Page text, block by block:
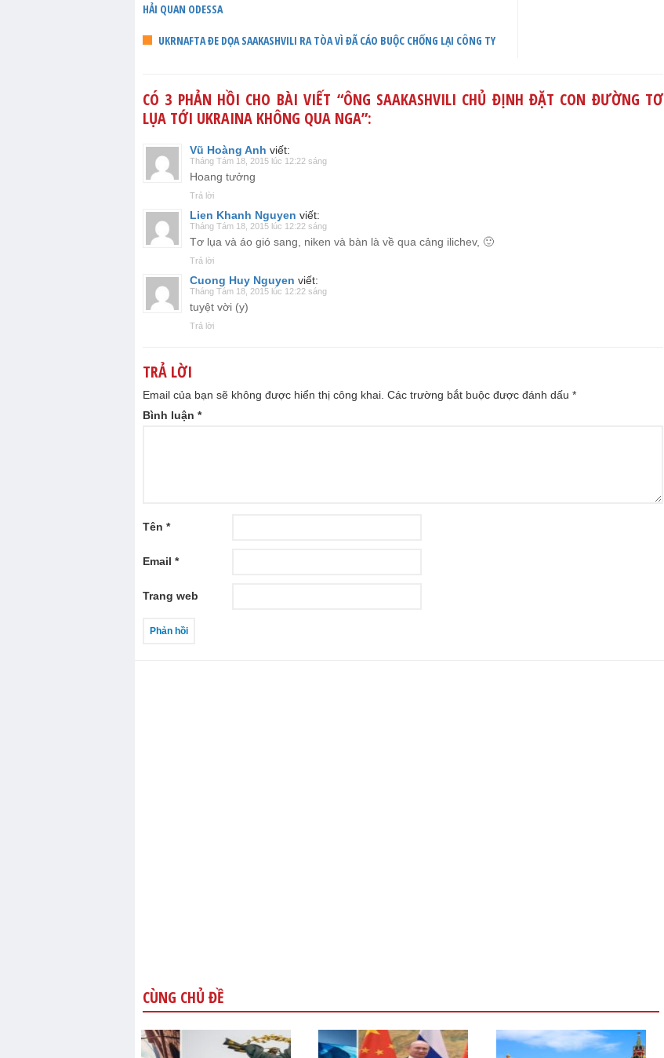
HẢI QUAN ODESSA
UKRNAFTA ĐE DỌA SAAKASHVILI RA TÒA VÌ ĐÃ CÁO BUỘC CHỐNG LẠI CÔNG TY
CÓ 3 PHẢN HỒI CHO BÀI VIẾT “ÔNG SAAKASHVILI CHỦ ĐỊNH ĐẶT CON ĐƯỜNG TƠ
LỤA TỚI UKRAINA KHÔNG QUA NGA”:
Vũ Hoàng Anh viết:
Tháng Tám 18, 2015 lúc 12:22 sáng
Hoang tưởng
Trả lời
Lien Khanh Nguyen viết:
Tháng Tám 18, 2015 lúc 12:22 sáng
Tơ lụa và áo gió sang, niken và bàn là về qua cảng ilichev, 🙂
Trả lời
Cuong Huy Nguyen viết:
Tháng Tám 18, 2015 lúc 12:22 sáng
tuyệt vời (y)
Trả lời
TRẢ LỜI
Email của bạn sẽ không được hiển thị công khai. Các trường bắt buộc được đánh dấu *
Bình luận *
Tên *
Email *
Trang web
CÙNG CHỦ ĐỀ